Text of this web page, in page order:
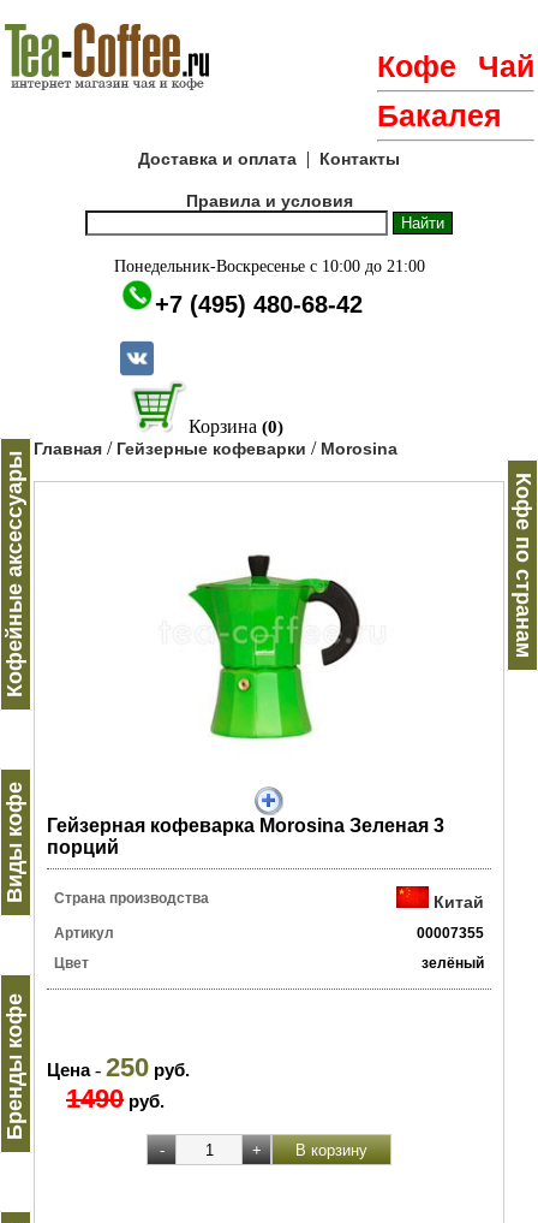
Кофе
Чай
Бакалея
Доставка и оплата | Контакты
Правила и условия
Понедельник-Воскресенье с 10:00 до 21:00
+7 (495) 480-68-42
Корзина (0)
Кофейные аксессуары
Виды кофе
Бренды кофе
Главная / Гейзерные кофеварки / Morosina
Гейзерная кофеварка Morosina Зеленая 3
порций
Страна производства Китай
Артикул
00007355
Цвет
зелёный
Цена- 250 руб.
1490 руб.
Кофе по странам